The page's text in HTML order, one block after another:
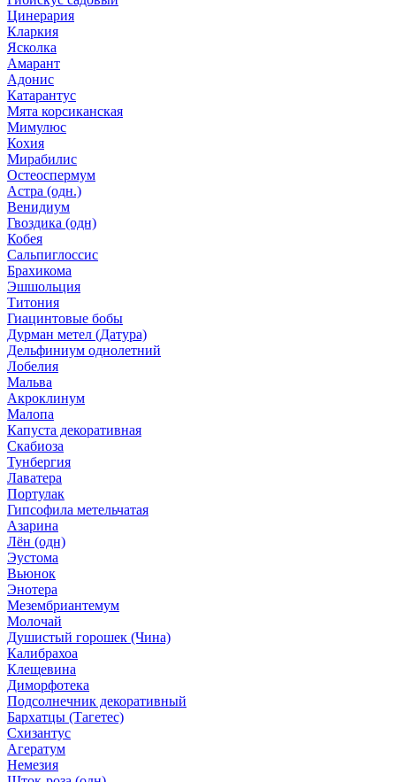
Цинерария
Кларкия
Ясколка
Амарант
Адонис
Катарантус
Мята корсиканская
Мимулюс
Кохия
Мирабилис
Остеоспермум
Астра (одн.)
Венидиум
Гвоздика (одн)
Кобея
Сальпиглоссис
Брахикома
Эшшольция
Титония
Гиацинтовые бобы
Дурман метел (Датура)
Дельфиниум однолетний
Лобелия
Мальва
Акроклинум
Малопа
Капуста декоративная
Скабиоза
Тунбергия
Лаватера
Портулак
Гипсофила метельчатая
Азарина
Лён (одн)
Эустома
Вьюнок
Энотера
Мезембриантемум
Молочай
Душистый горошек (Чина)
Калибрахоа
Клещевина
Диморфотека
Подсолнечник декоративный
Бархатцы (Тагетес)
Схизантус
Агератум
Немезия